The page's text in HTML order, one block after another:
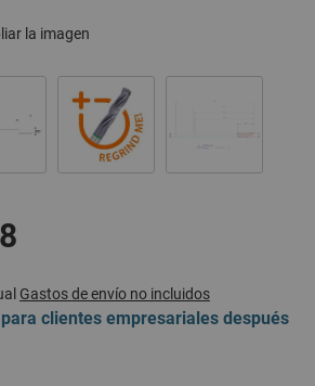
la imagen
Gastos de envío no incluidos
clientes empresariales después